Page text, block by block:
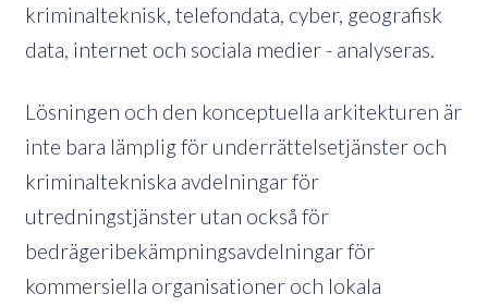
kriminalteknisk, telefondata, cyber, geografisk
data, internet och sociala medier - analyseras.
Lösningen och den konceptuella arkitekturen är
inte bara lämplig för underrättelsetjänster och
kriminaltekniska avdelningar för
utredningstjänster utan också för
bedrägeribekämpningsavdelningar för
kommersiella organisationer och lokala